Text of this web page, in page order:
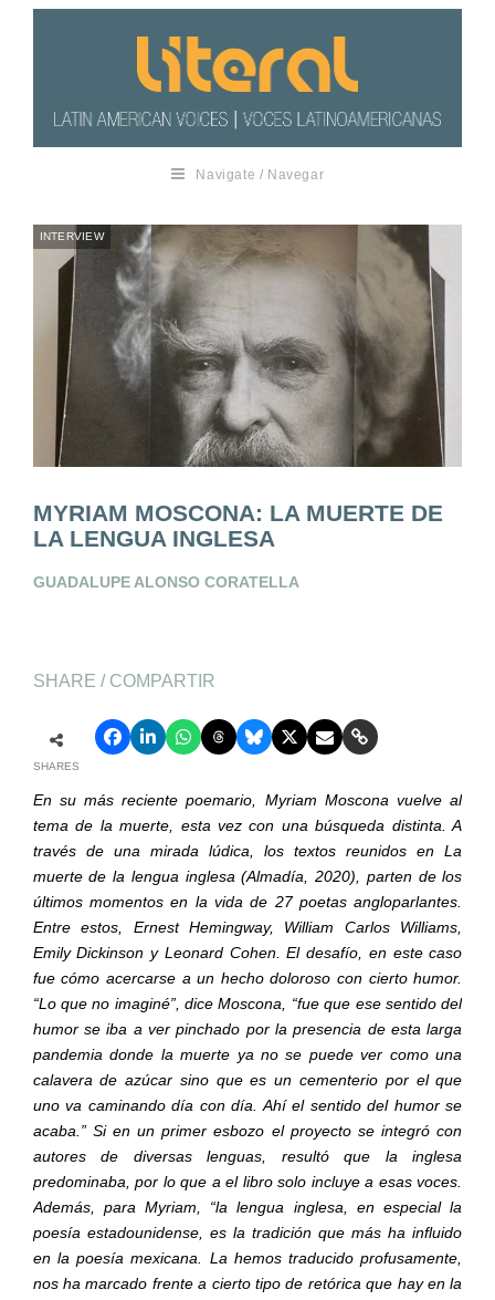
Navigate / Navegar
INTERVIEW
MYRIAM MOSCONA: LA MUERTE DE
LA LENGUA INGLESA
GUADALUPE ALONSO CORATELLA
SHARE / COMPARTIR
SHARES
En su más reciente poemario, Myriam Moscona vuelve al
tema de la muerte, esta vez con una búsqueda distinta. A
través de una mirada lúdica, los textos reunidos en La
muerte de la lengua inglesa (Almadía, 2020), parten de los
últimos momentos en la vida de 27 poetas angloparlantes.
Entre estos, Ernest Hemingway, William Carlos Williams,
Emily Dickinson y Leonard Cohen. El desafío, en este caso
fue cómo acercarse a un hecho doloroso con cierto humor.
“Lo que no imaginé”, dice Moscona, “fue que ese sentido del
humor se iba a ver pinchado por la presencia de esta larga
pandemia donde la muerte ya no se puede ver como una
calavera de azúcar sino que es un cementerio por el que
uno va caminando día con día. Ahí el sentido del humor se
acaba.” Si en un primer esbozo el proyecto se integró con
autores de diversas lenguas, resultó que la inglesa
predominaba, por lo que a el libro solo incluye a esas voces.
Además, para Myriam, “la lengua inglesa, en especial la
poesía estadounidense, es la tradición que más ha influido
en la poesía mexicana. La hemos traducido profusamente,
nos ha marcado frente a cierto tipo de retórica que hay en la